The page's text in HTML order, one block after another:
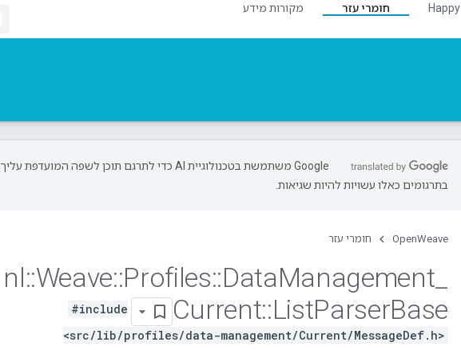
Happy חומרי עזר
מקורות מידע
‫Google משתמשת בטכנולוגיית AI כדי לתרגם תוכן לשפה המועדפת עליך.
בתרגומים כאלו עשויות להיות שגיאות.
OpenWeave חומרי עזר
nl::Weave::Profiles::DataManagement
Current::ListParserBase
#include
<src/lib/profiles/data-management/Current/MessageDef.h>